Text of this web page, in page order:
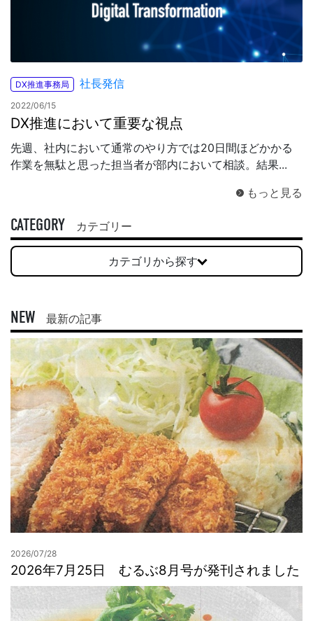
DX推進事務局 社長発信
2022/06/15
DX推進において重要な視点
先週、社内において通常のやり方では20日間ほどかかる
作業を無駄と思った担当者が部内において相談。結果...
もっと見る
CATEGORY カテゴリー
カテゴリから探す
NEW 最新の記事
2026/07/28
2026年7月25日 むるぶ8月号が発刊されました